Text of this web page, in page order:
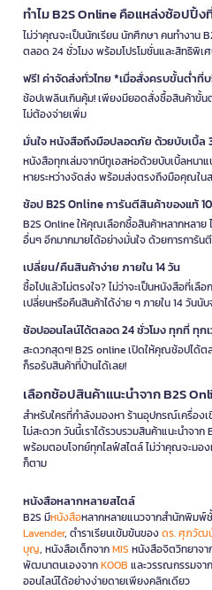
ทำไม B2S Online คือแหล่งช้อปปิ้
ไม่ว่าคุณจะเป็นนักเรียน นักศึกษา คนทำงา
ตลอด 24 ชั่วโมง พร้อมโปรโมชั่นและสิทธิพิเ
ฟรี! ค่าจัดส่งทั่วไทย *เมื่อสั่งครบขั้นต่ำที่
ช้อปเพลินเกินคุ้ม! เพียงมียอดสั่งซื้อสินค้าขั้
ไม่ต้องจ่ายเพิ่ม
มั่นใจ หนังสือถึงมือปลอดภัย ด้วยบับเบิ้ล
หนังสือทุกเล่มจากบีทูเอสห่อด้วยบับเบิ้ลหนา
หายระหว่างจัดส่ง พร้อมส่งตรงถึงมือคุณใ
ช้อป B2S Online การันตีสินค้าของแท้
B2S Online ให้คุณเลือกซื้อสินค้าหลากหลาย
อื่นๆ อีกมากมายได้อย่างมั่นใจ ด้วยการการั
เปลี่ยน/คืนสินค้าง่าย ภายใน 14 วัน
ซื้อไปแล้วไม่ตรงใจ? ไม่ว่าจะเป็นหนังสือที่เ
เปลี่ยนหรือคืนสินค้าได้ง่าย ๆ ภายใน 14 วันนั
ช้อปออนไลน์ได้ตลอด 24 ชั่วโมง ทุกที่ ทุกเ
สะดวกสุดๆ! B2S online เปิดให้คุณช้อปได้
ก็รอรับสินค้าที่บ้านได้เลย!
เลือกช้อปสินค้าแนะนำจาก B2S
สำหรับใครที่กำลังมองหา ร้านอุปกรณ์เครื่อง
ไม่สะดวก วันนี้เราได้รวบรวมสินค้าแนะนำจา
พร้อมตอบโจทย์ทุกไลฟ์สไตล์ ไม่ว่าคุณจะมอ
ก็ตาม
หนังสือหลากหลายสไตล์
B2S มีหนังสือหลากหลายแนวจากสำนักพิมพ์
Lavender, ตำราเรียนเข้มข้นของดร. ศุภวัฒ
บุญ, หนังสือเด็กจากMIS หนังสือจิตวิทยาจา
พัฒนาตนเองจากKOOB และวรรณกรรมจาก
ออนไลน์ได้อย่างง่ายดายเพียงคลิกเดียว